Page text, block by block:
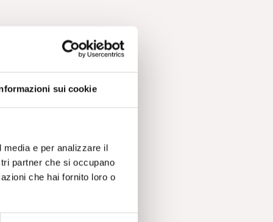
sui cookie
e per analizzare il
partner che si occupano
che hai fornito loro o
la
e